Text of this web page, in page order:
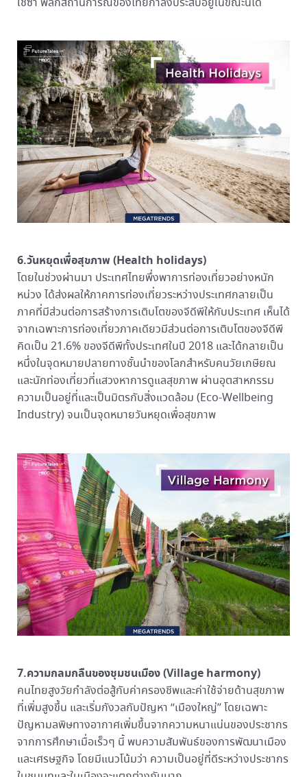
6.วันหยุดเพื่อสุขภาพ (Health holidays)
โดยในช่วงผ่านมา ประเทศไทยพึ่งพาการท่องเที่ยวอย่างหนัก
หน่วง ได้ส่งผลให้ภาคการท่องเที่ยวระหว่างประเทศกลายเป็น
ภาคที่มีส่วนต่อการสร้างการเติบโตของจีดีพีให้กับประเทศ เห็นได้
จากเฉพาะการท่องเที่ยวภาคเดียวมีส่วนต่อการเติบโตของจีดีพี
คิดเป็น 21.6% ของจีดีพีทั้งประเทศในปี 2018 และได้กลายเป็น
หนึ่งในจุดหมายปลายทางชั้นนำของโลกสำหรับคนวัยเกษียณ
และนักท่องเที่ยวที่แสวงหาการดูแลสุขภาพ ผ่านอุตสาหกรรม
ความเป็นอยู่ที่และเป็นมิตรกับสิ่งแวดล้อม (Eco-Wellbeing
Industry) จนเป็นจุดหมายวันหยุดเพื่อสุขภาพ
7.ความกลมกลืนของชุมชนเมือง (Village harmony)
คนไทยสูงวัยกำลังต่อสู้กับค่าครองชีพและค่าใช้จ่ายด้านสุขภาพ
ที่เพิ่มสูงขึ้น และเริ่มกังวลกับปัญหา “เมืองใหญ่” โดยเฉพาะ
ปัญหามลพิษทางอากาศเพิ่มขึ้นจากความหนาแน่นของประชากร
จากการศึกษาเมื่อเร็วๆ นี้ พบความสัมพันธ์ของการพัฒนาเมือง
และเศรษฐกิจ โดยมีแนวโน้มว่า ความเป็นอยู่ที่ดีระหว่างประชากร